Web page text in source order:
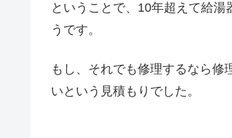
ということで、10年超えて給
うです。
もし、それでも修理するなら修
いという見積もりでした。